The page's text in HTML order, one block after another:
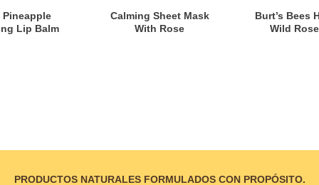
Lip Balm
Calming Sheet Mask
With Rose
Burt’s Bees
Wild
PRODUCTOS NATURALES FORMULADOS CON PROPÓSITO.